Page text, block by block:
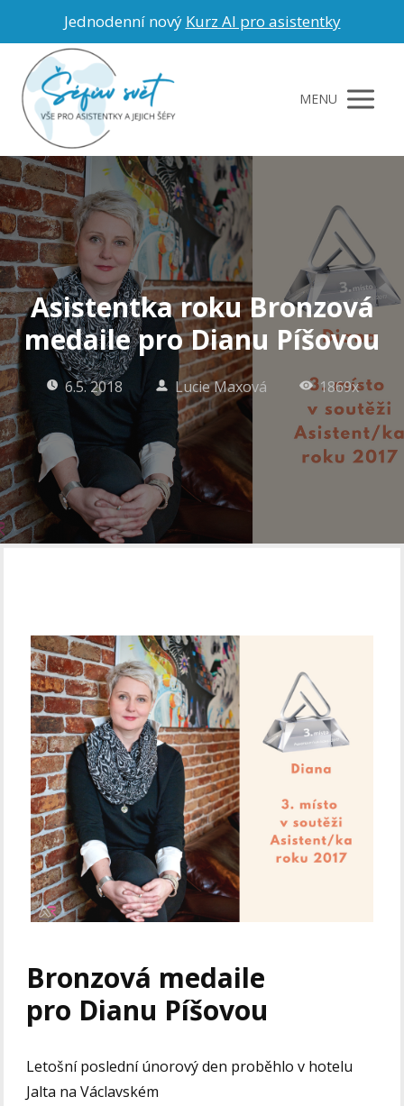
Jednodenní nový Kurz AI pro asistentky
MENU
Asistentka roku Bronzová
medaile pro Dianu Píšovou
6.5. 2018 Lucie Maxová 1869x
Bronzová medaile
pro Dianu Píšovou
Letošní poslední únorový den proběhlo v hotelu
Jalta na Václavském